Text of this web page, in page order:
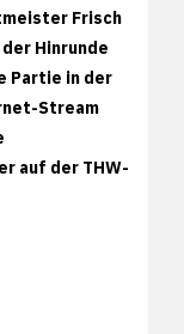
Frisch
Hinrunde
Partie in der
Stream
auf der THW-